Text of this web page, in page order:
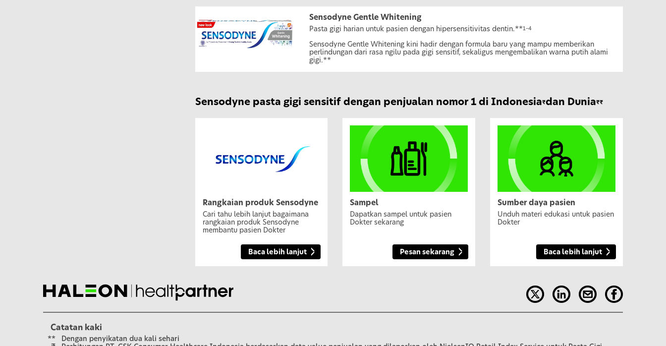
Sensodyne Gentle Whitening
Pasta gigi harian untuk pasien dengan hipersensitivitas dentin.**1–4
Sensodyne Gentle Whitening kini hadir dengan formula baru yang mampu memberikan
perlindungan dari rasa ngilu pada gigi sensitif, sekaligus mengembalikan warna putih alami
gigi.**
Sensodyne pasta gigi sensitif dengan penjualan nomor 1 di Indonesia₹dan Dunia₹₹
Rangkaian produk Sensodyne
Cari tahu lebih lanjut bagaimana
rangkaian produk Sensodyne
membantu pasien Dokter
Baca lebih lanjut
Sampel
Dapatkan sampel untuk pasien
Dokter sekarang
Pesan sekarang
Sumber daya pasien
Unduh materi edukasi untuk pasien
Dokter
Baca lebih lanjut
Catatan kaki
**
Dengan penyikatan dua kali sehari